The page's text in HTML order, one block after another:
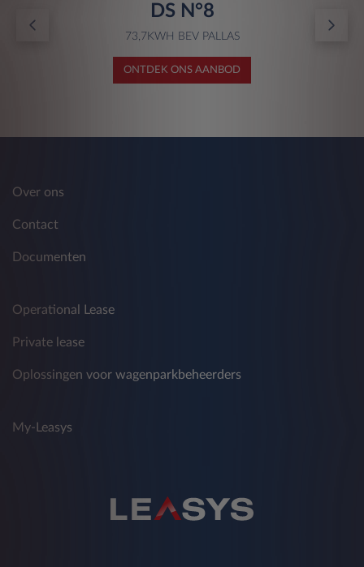
DS N°8
73,7KWH BEV PALLAS
ONTDEK ONS AANBOD
Over ons
Contact
Documenten
Operational Lease
Private lease
Oplossingen voor wagenparkbeheerders
My-Leasys